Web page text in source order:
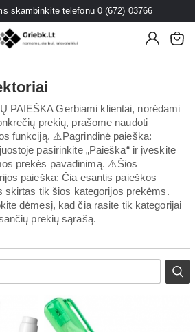
skambinkite telefonu 0 (672) 03766
PAIEŠKA Gerbiami klientai, norėdami
prekių, prašome naudoti
funkciją. ⚠️Pagrindinė paieška:
pasirinkite „Paieška“ ir įveskite
prekės pavadinimą. ⚠️Šios
paieška: Čia esantis paieškos
skirtas tik šios kategorijos prekėms.
dėmesį, kad čia rasite tik kategorijai
prekių sąrašą.